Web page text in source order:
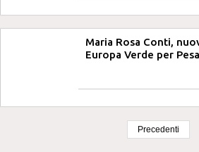
Maria Rosa Conti,
Europa Verde per
Precedenti